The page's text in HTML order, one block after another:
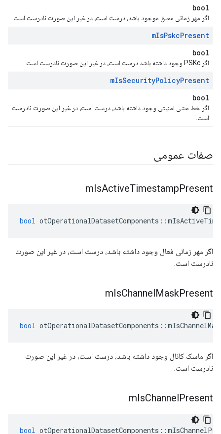
bool
اگر مهر زمانی معلق موجود باشد، درست است، در غیر این صورت نادرست است.
mIsPskcPresent
bool
اگر PSKc وجود داشته باشد درست است، در غیر این صورت نادرست است.
mIsSecurityPolicyPresent
bool
اگر خط مشی امنیتی وجود داشته باشد، درست است، در غیر این صورت نادرست
است.
صفات عمومی
mIsActiveTimestampPresent
bool otOperationalDatasetComponents ::
اگر مهر زمانی فعال وجود داشته باشد، درست است، در غیر این صورت
نادرست است.
mIsChannelMaskPresent
bool otOperationalDatasetComponents ::
اگر ماسک کانال وجود داشته باشد، درست است، در غیر این صورت
نادرست است.
mIsChannelPresent
bool otOperationalDatasetComponents ::